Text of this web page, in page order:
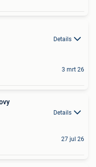
Details
3 mrt 26
Details
27 jul 26